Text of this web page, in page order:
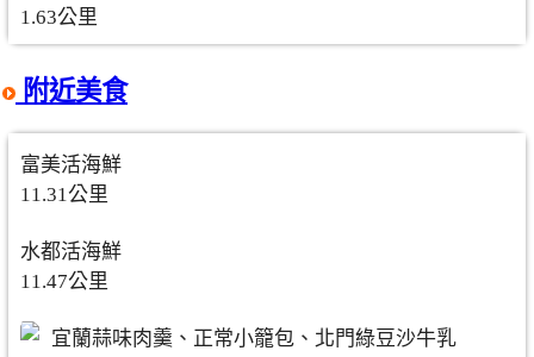
1.63公里
附近美食
富美活海鮮
11.31公里
水都活海鮮
11.47公里
宜蘭蒜味肉羹、正常小籠包、北門綠豆沙牛乳